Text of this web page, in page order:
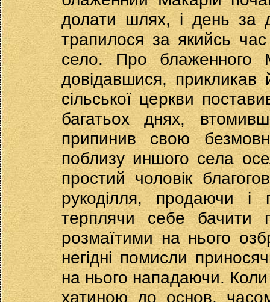
долати шлях, і день за
трапилося за якийсь
село. Про блаженного
довідавшися,
сільської церкви
багатьох днях,
припинив свою
поблизу иншого села
простий чоловік
рукоділля, продаючи
терплячи себе бачити
розмаїтими на нього
негідні помисли
на нього нападаючи. Коли
хатиною до основ,